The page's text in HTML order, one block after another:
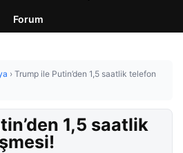
Forum
› Trump ile Putin’den 1,5 saatlik telefon
1,5 saatlik